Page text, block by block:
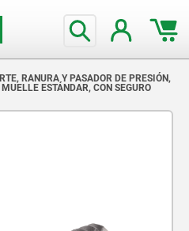
RANURA Y PASADOR DE PRESIÓN,
ESTÁNDAR, CON SEGURO